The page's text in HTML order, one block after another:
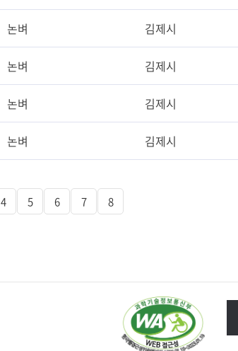
논벼 김제시
논벼 김제시
논벼 김제시
논벼 김제시
4 5 6 7 8